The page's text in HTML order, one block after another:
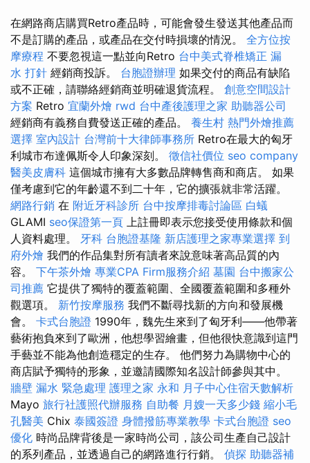
在網路商店購買Retro產品時，可能會發生發送其他產品而
不是訂購的產品，或產品在交付時損壞的情況。 全方位按
摩療程 不要忽視這一點並向Retro 台中美式脊椎矯正 漏
水 打針 經銷商投訴。 台胞證辦理 如果交付的商品有缺陷
或不正確，請聯絡經銷商並明確退貨流程。 創意空間設計
方案 Retro 宜蘭外燴 rwd 台中產後護理之家 助聽器公司
經銷商有義務自費發送正確的產品。 養生村 熱門外燴推薦
選擇 室內設計 台灣前十大律師事務所 Retro在最大的匈牙
利城市布達佩斯令人印象深刻。 徵信社價位 seo company
醫美皮膚科 這個城市擁有大多數品牌轉售商和商店。 如果
僅考慮到它的年齡還不到二十年，它的擴張就非常活躍。
網路行銷 在 附近牙科診所 台中按摩排毒討論區 白蟻
GLAMI seo保證第一頁 上註冊即表示您接受使用條款和個
人資料處理。 牙科 台胞證基隆 新店護理之家專業選擇 到
府外燴 我們的作品集對所有讀者來說意味著高品質的內
容。 下午茶外燴 專業CPA Firm服務介紹 墓園 台中搬家公
司推薦 它提供了獨特的覆蓋範圍、全國覆蓋範圍和多種外
觀選項。 新竹按摩服務 我們不斷尋找新的方向和發展機
會。 卡式台胞證 1990年，魏先生來到了匈牙利——他帶著
藝術抱負來到了歐洲，他想學習繪畫，但他很快意識到這門
手藝並不能為他創造穩定的生存。 他們努力為購物中心的
商店賦予獨特的形象，並邀請國際知名設計師參與其中。
牆壁 漏水 緊急處理 護理之家 永和 月子中心住宿天數解析
Mayo 旅行社護照代辦服務 自助餐 月嫂一天多少錢 縮小毛
孔醫美 Chix 泰國簽證 身體撥筋專業教學 卡式台胞證 seo
優化 時尚品牌背後是一家時尚公司，該公司生產自己設計
的系列產品，並透過自己的網路進行行銷。 偵探 助聽器補